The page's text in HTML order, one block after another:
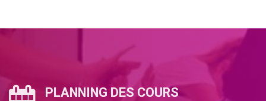
PLANNING DES COURS